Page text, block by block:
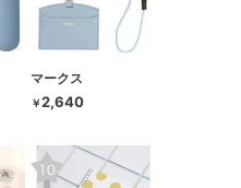
マークス
￥2,640